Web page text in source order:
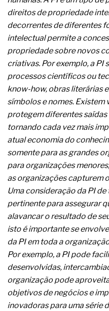
A prevenção
Os sintomas
O tratamento
crônica
As causas
calvície
Quando a
positivo
Os
hidráulicas de
O movimento
morte precoce
O
de governança
O desenho
estratégia
As variações
materiais
A próxima
modelo de IA
complexa ficou
direitos de propriedade
decorrentes de diferentes
intelectual permite a
propriedade sobre novos
criativas. Por exemplo, a PI
processos científicos ou
know-how, obras literárias
símbolos e nomes. Existem
protegem diferentes saídas
tornando cada vez mais
atual economia do
somente para as grandes
para organizações
as organizações capturem
Uma consideração da PI
pertinente para assegurar
alavancar o resultado de
isto é importante se
da PI em toda a
Por exemplo, a PI pode
desenvolvidas,
organização pode
objetivos de negócios e
inovadoras para uma série